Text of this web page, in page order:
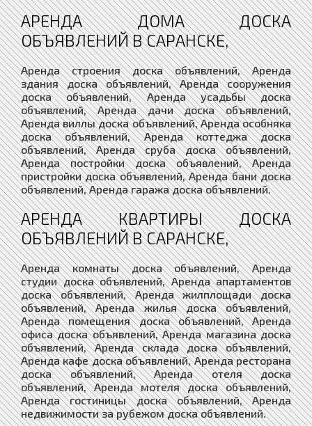
АРЕНДА ДОМА ДОСКА
ОБЪЯВЛЕНИЙ В САРАНСКЕ,
Аренда строения доска объявлений, Аренда
здания доска объявлений, Аренда сооружения
доска объявлений, Аренда усадьбы доска
объявлений, Аренда дачи доска объявлений,
Аренда виллы доска объявлений, Аренда особняка
доска объявлений, Аренда коттеджа доска
объявлений, Аренда сруба доска объявлений,
Аренда постройки доска объявлений, Аренда
пристройки доска объявлений, Аренда бани доска
объявлений, Аренда гаража доска объявлений.
АРЕНДА КВАРТИРЫ ДОСКА
ОБЪЯВЛЕНИЙ В САРАНСКЕ,
Аренда комнаты доска объявлений, Аренда
студии доска объявлений, Аренда апартаментов
доска объявлений, Аренда жилплощади доска
объявлений, Аренда жилья доска объявлений,
Аренда помещения доска объявлений, Аренда
офиса доска объявлений, Аренда магазина доска
объявлений, Аренда склада доска объявлений,
Аренда кафе доска объявлений, Аренда ресторана
доска объявлений, Аренда отеля доска
объявлений, Аренда мотеля доска объявлений,
Аренда гостиницы доска объявлений, Аренда
недвижимости за рубежом доска объявлений.